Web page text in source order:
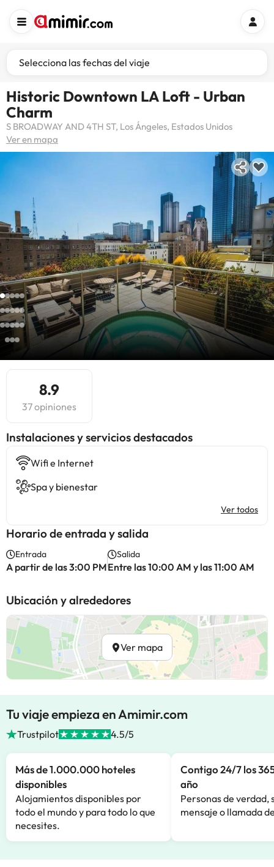
Selecciona las fechas del viaje
Historic Downtown LA Loft - Urban
Charm
S BROADWAY AND 4TH ST, Los Ángeles, Estados Unidos
Ver en mapa
8.9
37 opiniones
Instalaciones y servicios destacados
Wifi e Internet
Spa y bienestar
Ver todos
Horario de entrada y salida
Entrada
A partir de las 3:00 PM
Salida
Entre las 10:00 AM y las 11:00 AM
Ubicación y alrededores
Ver mapa
Tu viaje empieza en Amimir.com
Trustpilot 4.5/5
Más de 1.000.000 hoteles
disponibles
Alojamientos disponibles por
todo el mundo y para todo lo que
necesites.
Contigo 24/7 los
año
Personas de verdad,
mensaje o llamada